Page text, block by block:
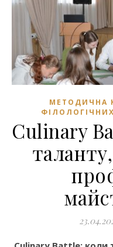
МЕТОДИЧНА
Culinary